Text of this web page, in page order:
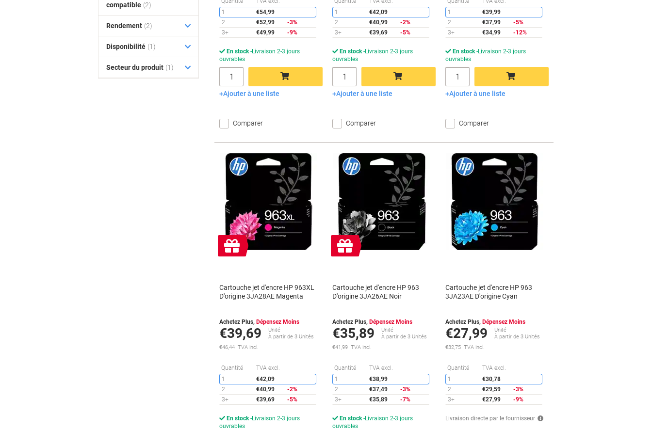
1
€54,99
2
€52,99
-3%
3+
€49,99 -9%
En stock Livraison 2-3 jours
ouvrables
Quantité
Ajouter au panier
Ajouter à une liste
Comparer
1
€42,09
2
€40,99
-2%
3+
€39,69 -5%
En stock Livraison 2-3 jours
ouvrables
Quantité
Ajouter au panier
Ajouter à une liste
Comparer
1
€39,99
2
€37,99
-5%
3+
€34,99 -12%
En stock Livraison 2-3 jours
ouvrables
Quantité
Ajouter au panier
Ajouter à une liste
Comparer
Cadeau
gratuit
Cartouche jet d'encre HP 963XL
D'origine 3JA28AE Magenta
Achetez Plus, Dépensez Moins
€39,69
Unité
À partir de 3 Unités
€46,44 TVA incl.
Quantité TVA excl.
Économies
1
€42,09
2
€40,99
-2%
3+
€39,69 -5%
En stock Livraison 2-3 jours
ouvrables
Cadeau
gratuit
Cartouche jet d'encre HP 963
D'origine 3JA26AE Noir
Achetez Plus, Dépensez Moins
€35,89
Unité
À partir de 3 Unités
€41,99 TVA incl.
Quantité TVA excl.
Économies
1
€38,99
2
€37,49
-3%
3+
€35,89 -7%
En stock Livraison 2-3 jours
ouvrables
Cartouche jet d'encre HP 963
3JA23AE D'origine Cyan
Achetez Plus, Dépensez Moins
€27,99
Unité
À partir de 3 Unités
€32,75 TVA incl.
Quantité TVA excl.
1
€30,78
2
€29,59
-3%
3+
€27,99 -9%
Livraison directe par le fournisseur
compatible (2)
Rendement (2)
Disponibilité (1)
Secteur du produit (1)